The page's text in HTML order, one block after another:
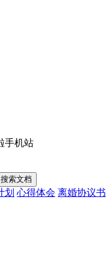
手机站
划 心得体会 离婚协议书